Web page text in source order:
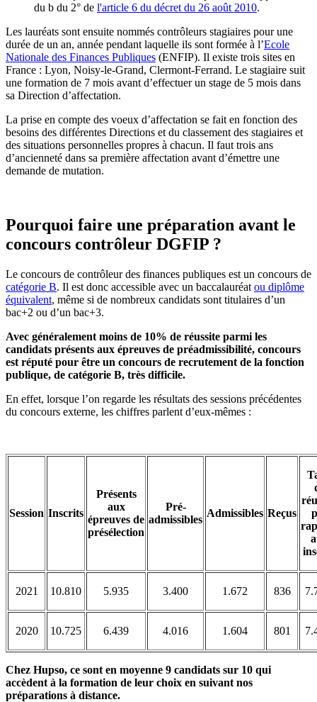
du b du 2° de l'article 6 du décret du 26 août 2010.
Les lauréats sont ensuite nommés contrôleurs stagiaires pour une
durée de un an, année pendant laquelle ils sont formée à l’Ecole
Nationale des Finances Publiques (ENFIP). Il existe trois sites en
France : Lyon, Noisy-le-Grand, Clermont-Ferrand. Le stagiaire suit
une formation de 7 mois avant d’effectuer un stage de 5 mois dans
sa Direction d’affectation.
La prise en compte des voeux d’affectation se fait en fonction des
besoins des différentes Directions et du classement des stagiaires et
des situations personnelles propres à chacun. Il faut trois ans
d’ancienneté dans sa première affectation avant d’émettre une
demande de mutation.
Pourquoi faire une préparation avant le
concours contrôleur DGFIP ?
Le concours de contrôleur des finances publiques est un concours de
catégorie B. Il est donc accessible avec un baccalauréat ou diplôme
équivalent, même si de nombreux candidats sont titulaires d’un
bac+2 ou d’un bac+3.
Avec généralement moins de 10% de réussite parmi les
candidats présents aux épreuves de préadmissibilité, concours
est réputé pour être un concours de recrutement de la fonction
publique, de catégorie B, très difficile.
En effet, lorsque l’on regarde les résultats des sessions précédentes
du concours externe, les chiffres parlent d’eux-mêmes :
Session Inscrits
Présents
aux
épreuves de
présélection
Pré-
admissibles
Admissibles Reçus
2021 10.810 5.935 3.400 1.672 836
2020 10.725 6.439 4.016 1.604 801
Chez Hupso, ce sont en moyenne 9 candidats sur 10 qui
accèdent à la formation de leur choix en suivant nos
préparations à distance.